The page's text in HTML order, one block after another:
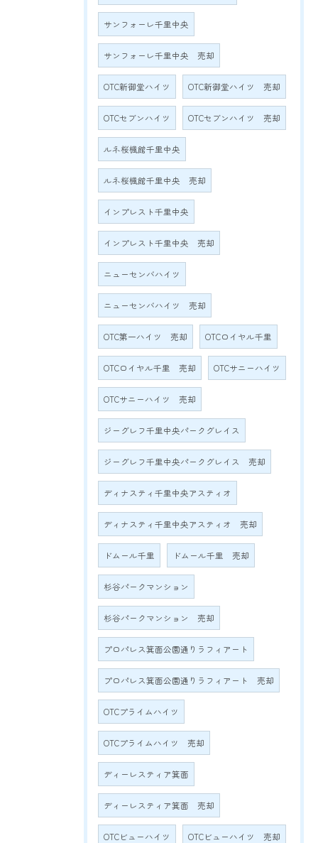
サンフォーレ千里中央
サンフォーレ千里中央 売却
OTC新御堂ハイツ OTC新御堂ハイツ 売却
OTCセブンハイツ OTCセブンハイツ 売却
ルネ桜楓館千里中央
ルネ桜楓館千里中央 売却
インプレスト千里中央
インプレスト千里中央 売却
ニューセンバハイツ
ニューセンバハイツ 売却
OTC第一ハイツ 売却 OTCロイヤル千里
OTCロイヤル千里 売却 OTCサニーハイツ
OTCサニーハイツ 売却
ジーグレフ千里中央パークグレイス
ジーグレフ千里中央パークグレイス 売却
ディナスティ千里中央アスティオ
ディナスティ千里中央アスティオ 売却
ドムール千里 ドムール千里 売却
杉谷パークマンション
杉谷パークマンション 売却
プロパレス箕面公園通りラフィアート
プロパレス箕面公園通りラフィアート 売却
OTCプライムハイツ
OTCプライムハイツ 売却
ディーレスティア箕面
ディーレスティア箕面 売却
OTCビューハイツ OTCビューハイツ 売却